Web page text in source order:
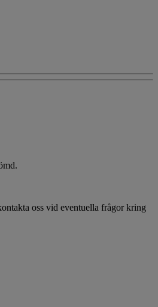
oss vid eventuella frågor kring